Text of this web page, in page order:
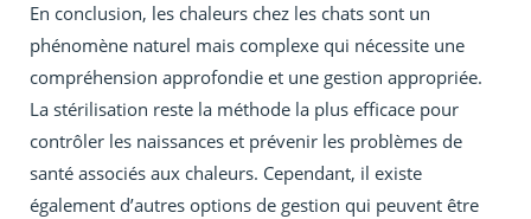
En conclusion, les chaleurs chez les chats sont un
phénomène naturel mais complexe qui nécessite une
compréhension approfondie et une gestion appropriée.
La stérilisation reste la méthode la plus efficace pour
contrôler les naissances et prévenir les problèmes de
santé associés aux chaleurs. Cependant, il existe
également d’autres options de gestion qui peuvent être